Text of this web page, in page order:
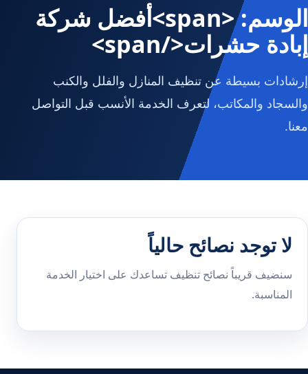
الوسم: <span>أفضل شركة
إبادة حشرات</span>
إرشادات بسيطة عن تنظيف المنازل والفلل والكنب
والسجاد والمكاتب، لتعرف الخدمة الأنسب قبل التواصل
معنا.
لا توجد نصائح حالياً
سنضيف قريباً نصائح تنظيف تساعدك على اختيار الخدمة
المناسبة.